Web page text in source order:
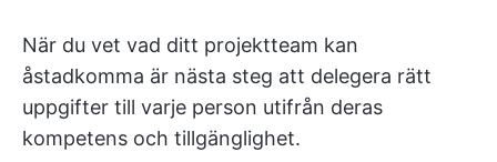
När du vet vad ditt projektteam kan
åstadkomma är nästa steg att delegera rätt
uppgifter till varje person utifrån deras
kompetens och tillgänglighet.